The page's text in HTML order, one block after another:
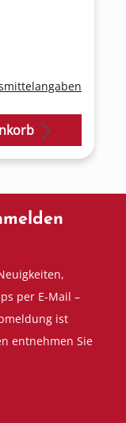
per E-Mail –
ist
entnehmen Sie